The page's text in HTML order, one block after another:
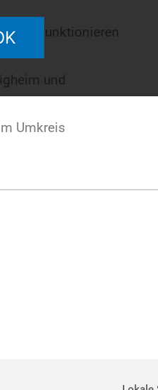
funktionieren
und
Umkreis